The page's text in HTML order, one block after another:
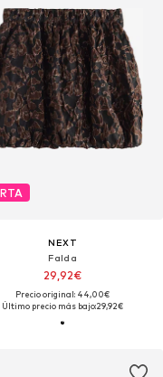
NEXT
Falda
29,92€
Precio original: 44,00€
Último precio más bajo:29,92€